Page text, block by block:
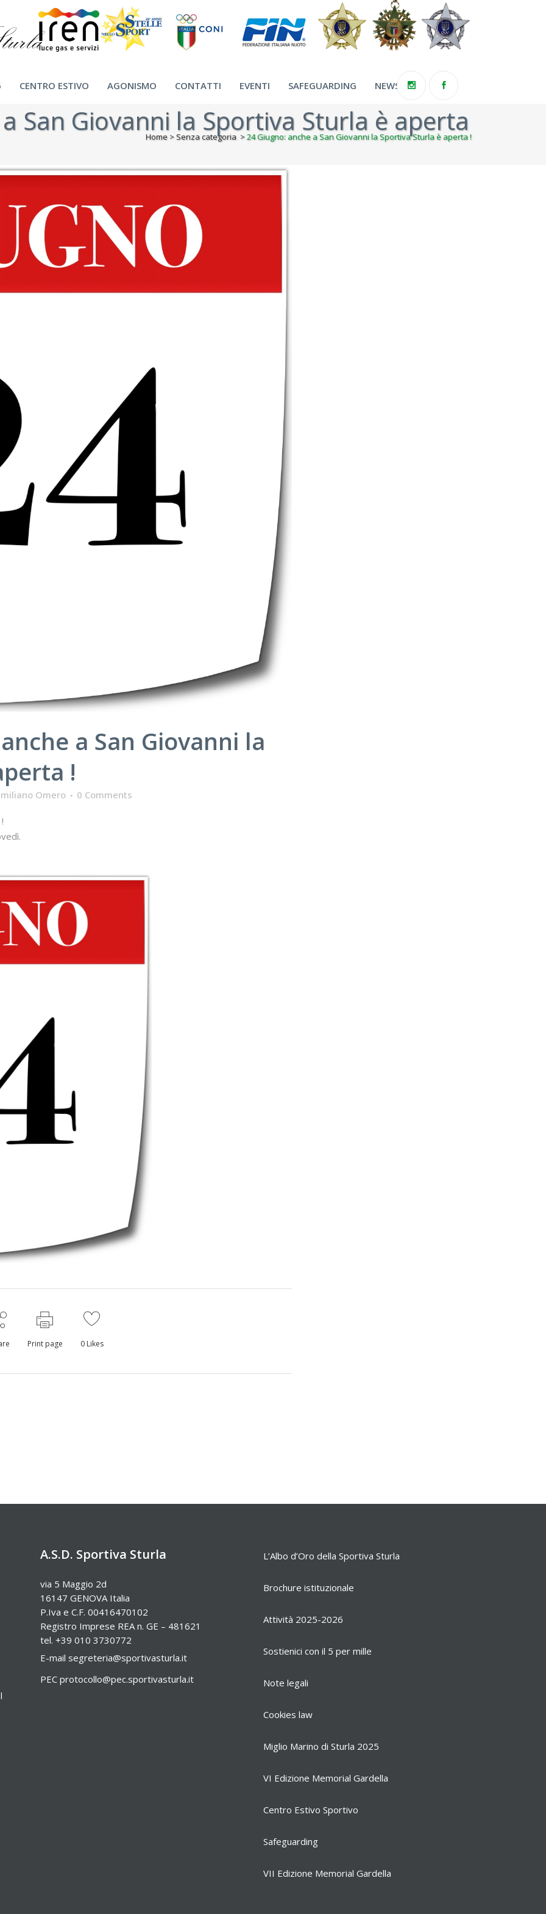
CENTRO ESTIVO AGONISMO CONTATTI EVENTI SAFEGUARDING NEWS
San Giovanni la Sportiva Sturla è aperta
Home > Senza categoria >24 Giugno: anche a San Giovanni la Sportiva Sturla è aperta !
a San Giovanni la
!
Omero 0 Comments
Print page 0Likes
A.S.D. Sportiva Sturla
via 5 Maggio 2d
16147 GENOVA Italia
P.Iva e C.F. 00416470102
Registro Imprese REA n. GE – 481621
tel. +39 010 3730772
E-mail segreteria@sportivasturla.it
PEC protocollo@pec.sportivasturla.it
L’Albo d’Oro della Sportiva Sturla
Brochure istituzionale
Attività 2025-2026
Sostienici con il 5 per mille
Note legali
Cookies law
Miglio Marino di Sturla 2025
VI Edizione Memorial Gardella
Centro Estivo Sportivo
Safeguarding
VII Edizione Memorial Gardella